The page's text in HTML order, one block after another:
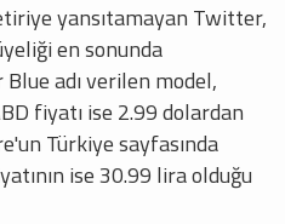
yansıtamayan Twitter,
en sonunda
adı verilen model,
fiyatı ise 2.99 dolardan
Türkiye sayfasında
ise 30.99 lira olduğu